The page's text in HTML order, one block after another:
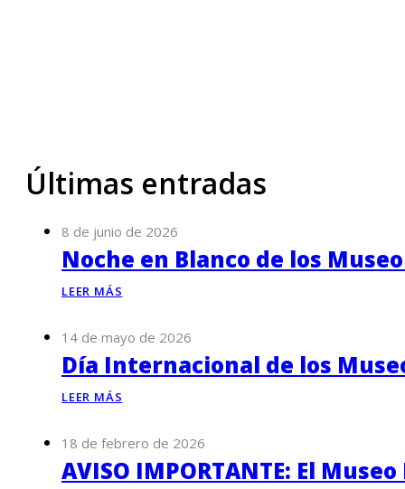
Últimas entradas
8 de junio de 2026
Noche en Blanco de los
LEER MÁS
14 de mayo de 2026
Día Internacional de los
LEER MÁS
18 de febrero de 2026
AVISO IMPORTANTE: El